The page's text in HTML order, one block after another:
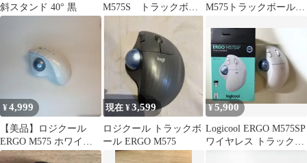
斜スタンド 40° 黒
M575S トラックボー
M575トラックボール
¥4,999
【美品】ロジクール
ERGO M575 ホワイト
トラックボールマウス
現在 ¥3,599
ロジクール トラックボ
ール ERGO M575
¥5,900
Logicool ERGO M575SP
ワイヤレス トラックボ